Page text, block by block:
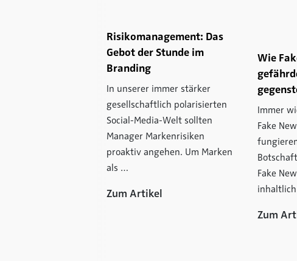
Risikomanagement: Das
Gebot der Stunde im
Branding
In unserer immer stärker
gesellschaftlich polarisierten
Social-Media-Welt sollten
Manager Markenrisiken
proaktiv angehen. Um Marken
als …
Zum Artikel
Wie
Immer
Fake
Fake
Zum